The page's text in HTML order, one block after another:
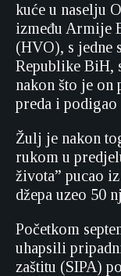
kuće u naselju
između Armije
(HVO), s jedne
Republike BiH,
nakon što je on
preda i podigao
Žulj je nakon
rukom u
života” pucao
džepa uzeo 50
Početkom
uhapsili
zaštitu (SIPA)